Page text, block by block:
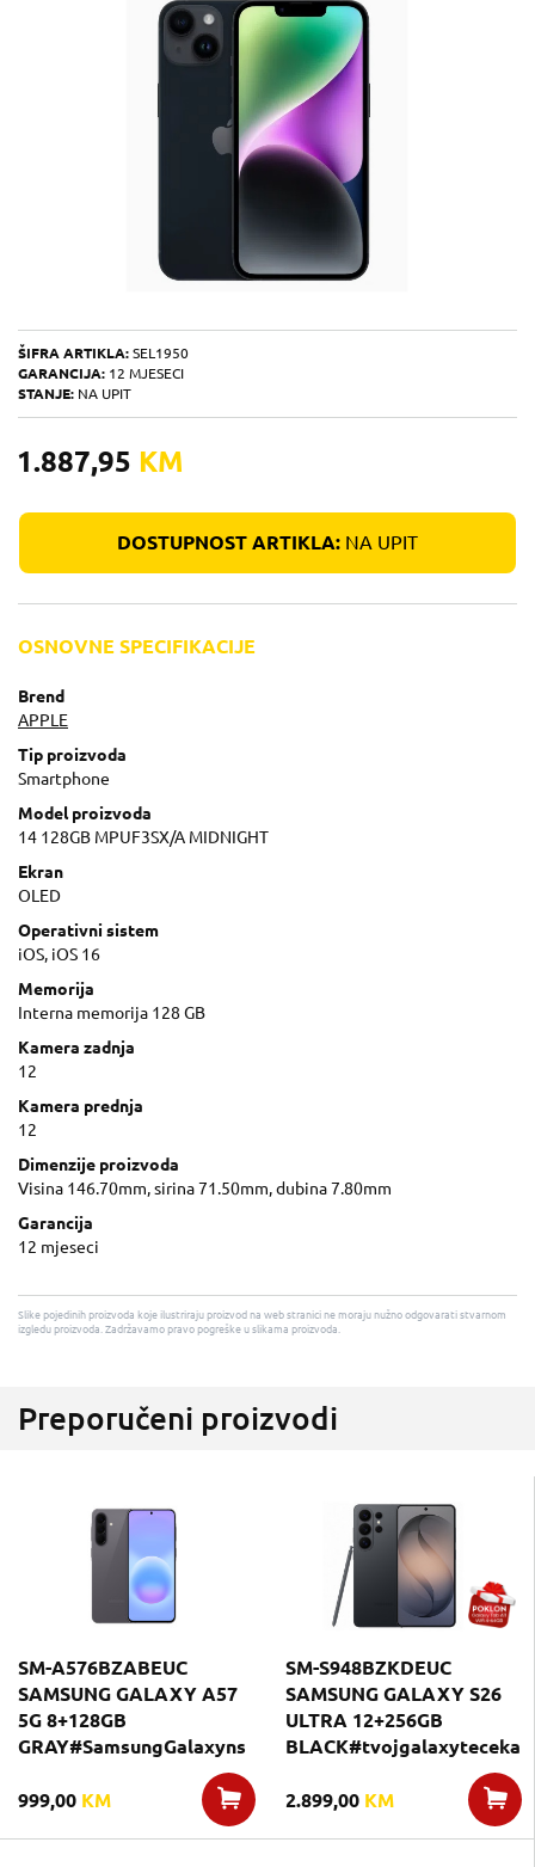
ŠIFRA ARTIKLA: SEL1950
GARANCIJA: 12 MJESECI
STANJE: NA UPIT
1.887,95 KM
DOSTUPNOST ARTIKLA: NA UPIT
OSNOVNE SPECIFIKACIJE
Brend
APPLE
Tip proizvoda
Smartphone
Model proizvoda
14 128GB MPUF3SX/A MIDNIGHT
Ekran
OLED
Operativni sistem
iOS, iOS 16
Memorija
Interna memorija 128 GB
Kamera zadnja
12
Kamera prednja
12
Dimenzije proizvoda
Visina 146.70mm, sirina 71.50mm, dubina 7.80mm
Garancija
12 mjeseci
Slike pojedinih proizvoda koje ilustriraju proizvod na web stranici ne moraju nužno odgovarati stvarnom
izgledu proizvoda. Zadržavamo pravo pogreške u slikama proizvoda.
Preporučeni proizvodi
SM-A576BZABEUC
SAMSUNG GALAXY A57
5G 8+128GB
GRAY#SamsungGalaxyns
999,00 KM
SM-S948BZKDEUC
SAMSUNG GALAXY S26
ULTRA 12+256GB
BLACK#tvojgalaxyteceka
2.899,00 KM